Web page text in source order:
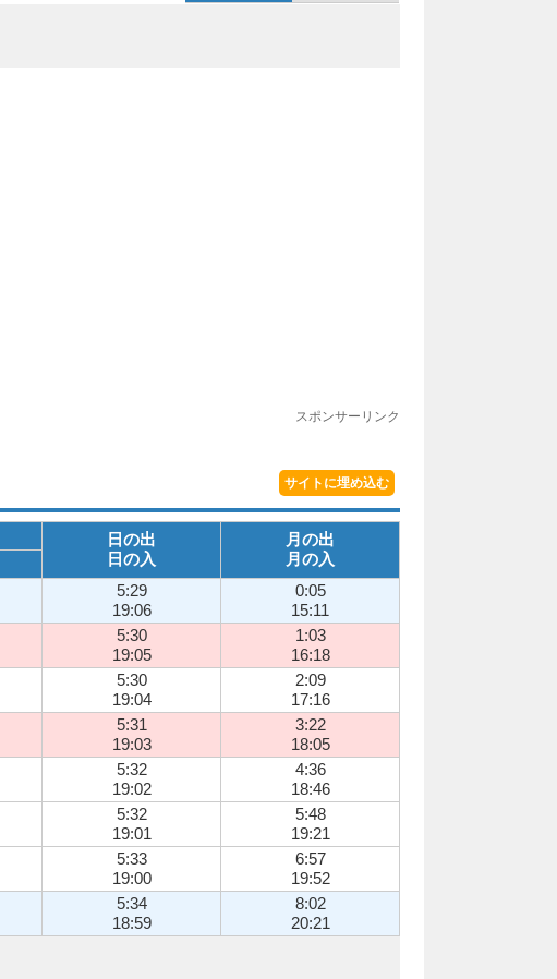
スポンサーリンク
サイトに埋め込む
日の出
日の入
月の出
月の入
5:29
19:06
0:05
15:11
5:30
19:05
1:03
16:18
5:30
19:04
2:09
17:16
5:31
19:03
3:22
18:05
5:32
19:02
4:36
18:46
5:32
19:01
5:48
19:21
5:33
19:00
6:57
19:52
5:34
18:59
8:02
20:21